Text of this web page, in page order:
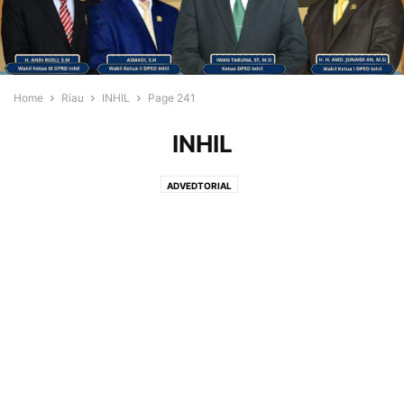
Home Riau INHIL Page 241
INHIL
ADVEDTORIAL